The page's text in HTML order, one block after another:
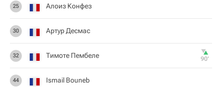
25 Алоиз Конфез
30 Артур Десмас
32 Тимоте Пембеле 90‎’‎
44 Ismail Bouneb